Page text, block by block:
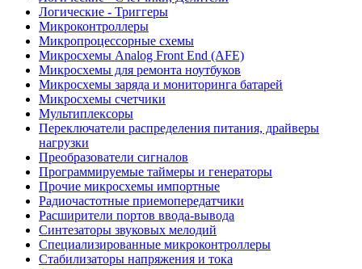
Логические - Триггеры
Микроконтроллеры
Микропроцессорные схемы
Микросхемы Analog Front End (AFE)
Микросхемы для ремонта ноутбуков
Микросхемы заряда и мониторинга батарей
Микросхемы счетчики
Мультиплексоры
Переключатели распределения питания, драйверы
нагрузки
Преобразователи сигналов
Программируемые таймеры и генераторы
Прочие микросхемы импортные
Радиочастотные приемопередатчики
Расширители портов ввода-вывода
Синтезаторы звуковых мелодий
Специализированные микроконтроллеры
Стабилизаторы напряжения и тока